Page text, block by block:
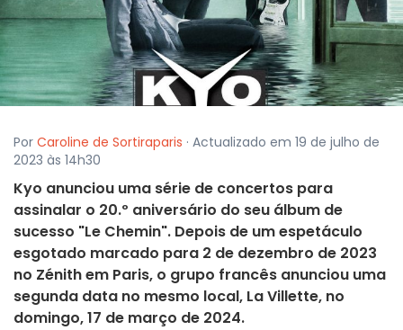
Por Caroline de Sortiraparis · Actualizado em 19 de julho de
2023 às 14h30
Kyo anunciou uma série de concertos para
assinalar o 20.º aniversário do seu álbum de
sucesso "Le Chemin". Depois de um espetáculo
esgotado marcado para 2 de dezembro de 2023
no Zénith em Paris, o grupo francês anunciou uma
segunda data no mesmo local, La Villette, no
domingo, 17 de março de 2024.